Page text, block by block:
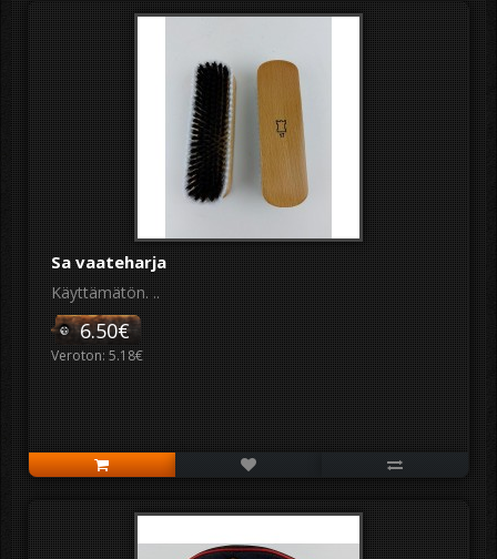
Sa vaateharja
Käyttämätön. ..
6.50€
Veroton: 5.18€